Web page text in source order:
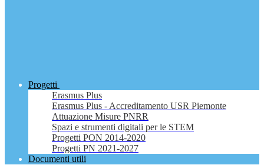
Progetti
Erasmus Plus
Erasmus Plus - Accreditamento USR Piemonte
Attuazione Misure PNRR
Spazi e strumenti digitali per le STEM
Progetti PON 2014-2020
Progetti PN 2021-2027
Documenti utili